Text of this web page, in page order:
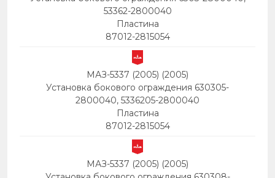
53362-2800040
Пластина
87012-2815054
МАЗ-5337 (2005) (2005)
Установка бокового ограждения 630305-
2800040, 5336205-2800040
Пластина
87012-2815054
МАЗ-5337 (2005) (2005)